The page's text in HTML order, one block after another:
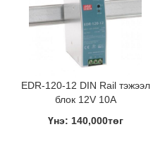
EDR-120-12 DIN Rail тэжээл
блок 12V 10A
Үнэ: 140,000төг